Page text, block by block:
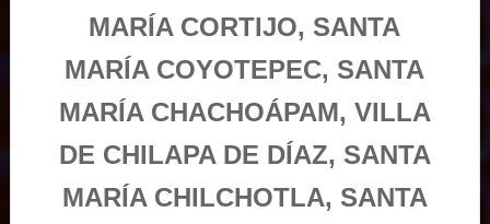
MARÍA CORTIJO, SANTA
MARÍA COYOTEPEC, SANTA
MARÍA CHACHOÁPAM, VILLA
DE CHILAPA DE DÍAZ, SANTA
MARÍA CHILCHOTLA, SANTA